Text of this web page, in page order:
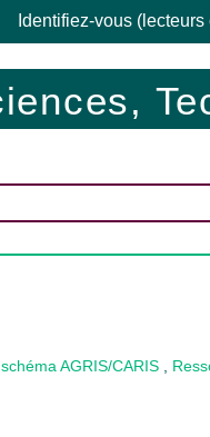
Identifiez-vous
AGRIS/CARIS